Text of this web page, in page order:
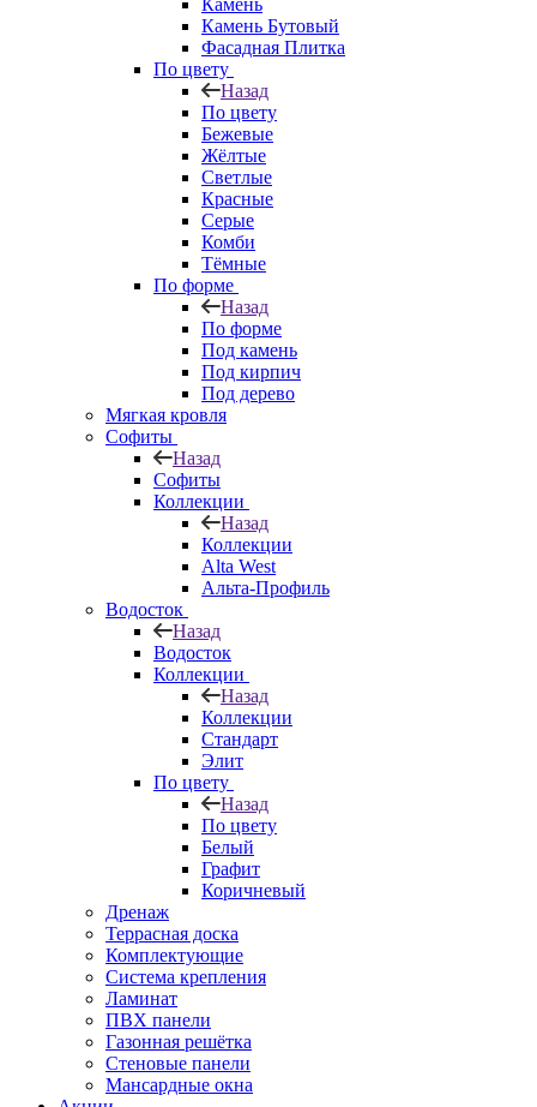
Камень
Камень Бутовый
Фасадная Плитка
По цвету
Назад
По цвету
Бежевые
Жёлтые
Светлые
Красные
Серые
Комби
Тёмные
По форме
Назад
По форме
Под камень
Под кирпич
Под дерево
Мягкая кровля
Софиты
Назад
Софиты
Коллекции
Назад
Коллекции
Alta West
Альта-Профиль
Водосток
Назад
Водосток
Коллекции
Назад
Коллекции
Стандарт
Элит
По цвету
Назад
По цвету
Белый
Графит
Коричневый
Дренаж
Террасная доска
Комплектующие
Система крепления
Ламинат
ПВХ панели
Газонная решётка
Стеновые панели
Мансардные окна